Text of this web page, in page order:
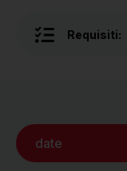
Requisiti:
date